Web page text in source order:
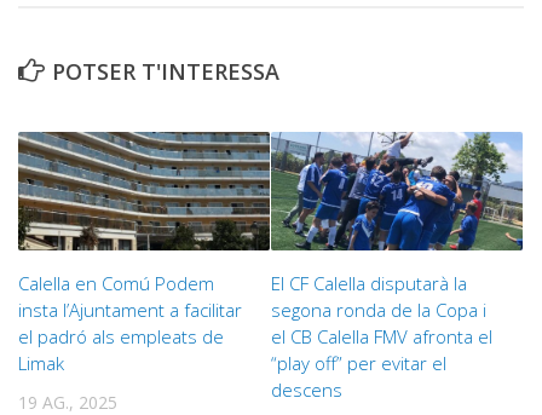
POTSER T'INTERESSA
Calella en Comú Podem
insta l’Ajuntament a facilitar
el padró als empleats de
Limak
19 AG., 2025
El CF Calella disputarà la
segona ronda de la Copa i
el CB Calella FMV afronta el
“play off” per evitar el
descens